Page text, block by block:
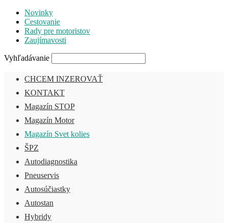
Novinky
Cestovanie
Rady pre motoristov
Zaujímavosti
Vyhľadávanie
CHCEM INZEROVAŤ
KONTAKT
Magazín STOP
Magazín Motor
Magazín Svet kolies
ŠPZ
Autodiagnostika
Pneuservis
Autosúčiastky
Autostan
Hybridy